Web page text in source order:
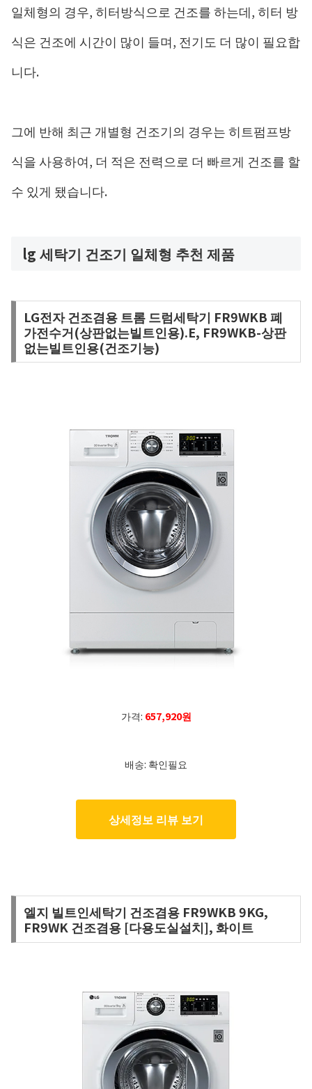
일체형의 경우, 히터방식으로 건조를 하는데, 히터 방
식은 건조에 시간이 많이 들며, 전기도 더 많이 필요합
니다.
그에 반해 최근 개별형 건조기의 경우는 히트펌프방
식을 사용하여, 더 적은 전력으로 더 빠르게 건조를 할
수 있게 됐습니다.
lg 세탁기 건조기 일체형 추천 제품
LG전자 건조겸용 트롬 드럼세탁기 FR9WKB 폐
가전수거(상판없는빌트인용).E, FR9WKB-상판
없는빌트인용(건조기능)
가격: 657,920원
배송: 확인필요
상세정보 리뷰 보기
엘지 빌트인세탁기 건조겸용 FR9WKB 9KG,
FR9WK 건조겸용 [다용도실설치], 화이트